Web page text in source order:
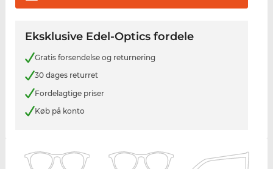
Eksklusive Edel-Optics fordele
Gratis forsendelse og returnering
30 dages returret
Fordelagtige priser
Køb på konto